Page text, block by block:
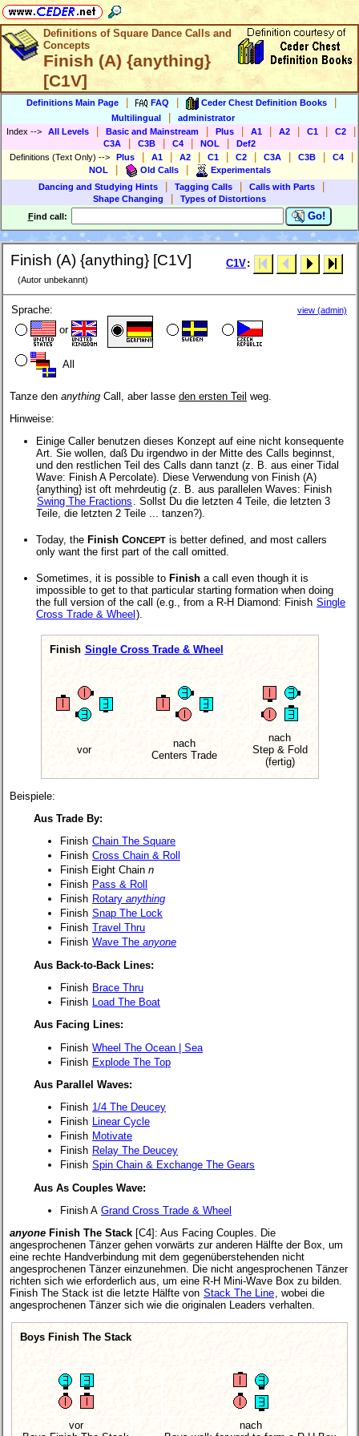
Definitions of Square Dance Calls and
Concepts
Finish (A) {anything}
[C1V]
Definitions Main Page FAQ Ceder Chest Definition Books
Multilingual
administrator
Index --> All Levels Basic and Mainstream Plus A1 A2 C1 C2
C3A C3B C4 NOL
Def2
Definitions (Text Only) --> Plus A1 A2 C1 C2 C3A C3B C4
NOL Old Calls
Experimentals
Dancing and Studying Hints
Tagging Calls Calls with Parts
Shape Changing
Types of Distortions
Find call: Go!
Finish (A) {anything} [C1V]
(Autor unbekannt)
C1V:
Sprache:
or
All
view (admin)
Tanze den anything Call, aber lasse den ersten Teil weg.
Hinweise:
Einige Caller benutzen dieses Konzept auf eine nicht konsequente
Art. Sie wollen, daß Du irgendwo in der Mitte des Calls beginnst,
und den restlichen Teil des Calls dann tanzt (z. B. aus einer Tidal
Wave: Finish A Percolate). Diese Verwendung von Finish (A)
{anything} ist oft mehrdeutig (z. B. aus parallelen Waves: Finish
Swing The Fractions . Sollst Du die letzten 4 Teile, die letzten 3
Teile, die letzten 2 Teile ... tanzen?).
Today, the Finish CONCEPT is better defined, and most callers
only want the first part of the call omitted.
Sometimes, it is possible to Finish a call even though it is
impossible to get to that particular starting formation when doing
the full version of the call (e.g., from a R-H Diamond: Finish Single
Cross Trade & Wheel ).
Finish Single Cross Trade & Wheel
vor
nach
Centers Trade
nach
Step & Fold
(fertig)
Beispiele:
Aus Trade By:
Finish Chain The Square
Finish Cross Chain & Roll
Finish Eight Chain n
Finish Pass & Roll
Finish Rotary anything
Finish Snap The Lock
Finish Travel Thru
Finish Wave The anyone
Aus Back-to-Back Lines:
Finish Brace Thru
Finish
Load The Boat
Aus Facing Lines:
Finish Wheel The Ocean | Sea
Finish Explode The Top
Aus Parallel Waves:
Finish 1/4 The Deucey
Finish Linear Cycle
Finish Motivate
Finish Relay The Deucey
Finish Spin Chain & Exchange The Gears
Aus As Couples Wave:
Finish A Grand Cross Trade & Wheel
anyone Finish The Stack [C4] : Aus Facing Couples. Die
angesprochenen Tänzer gehen vorwärts zur anderen Hälfte der Box, um
eine rechte Handverbindung mit dem gegenüberstehenden nicht
angesprochenen Tänzer einzunehmen. Die nicht angesprochenen Tänzer
richten sich wie erforderlich aus, um eine R-H Mini-Wave Box zu bilden.
Finish The Stack ist die letzte Hälfte von Stack The Line, wobei die
angesprochenen Tänzer sich wie die originalen Leaders verhalten.
Boys Finish The Stack
vor
nach